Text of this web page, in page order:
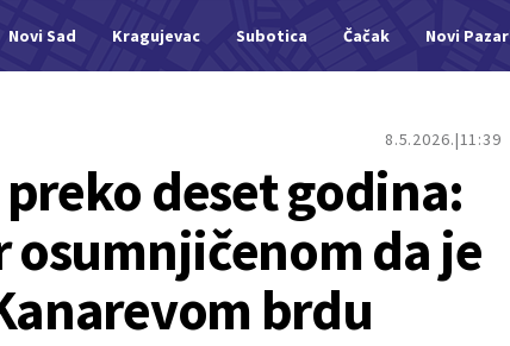
Novi Sad Kragujevac Subotica Čačak Novi Pazar
8.5.2026. 11:39
deset godina:
da je
brdu